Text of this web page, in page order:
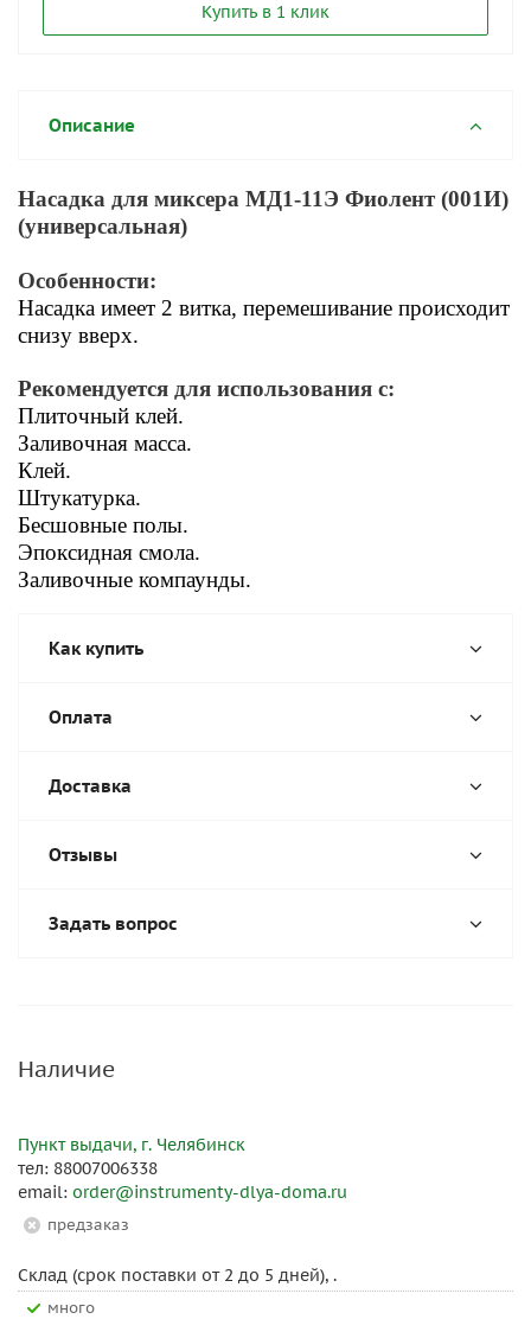
Купить в 1 клик
Описание
Насадка для миксера МД1-11Э Фиолент (001И)
(универсальная)
Особенности:
Насадка имеет 2 витка, перемешивание происходит
снизу вверх.
Рекомендуется для использования с:
Плиточный клей.
Заливочная масса.
Клей.
Штукатурка.
Бесшовные полы.
Эпоксидная смола.
Заливочные компаунды.
Как купить
Оплата
Доставка
Отзывы
Задать вопрос
Наличие
Пункт выдачи, г. Челябинск
тел: 88007006338
email: order@instrumenty-dlya-doma.ru
Предзаказ
Склад (срок поставки от 2 до 5 дней), .
Много